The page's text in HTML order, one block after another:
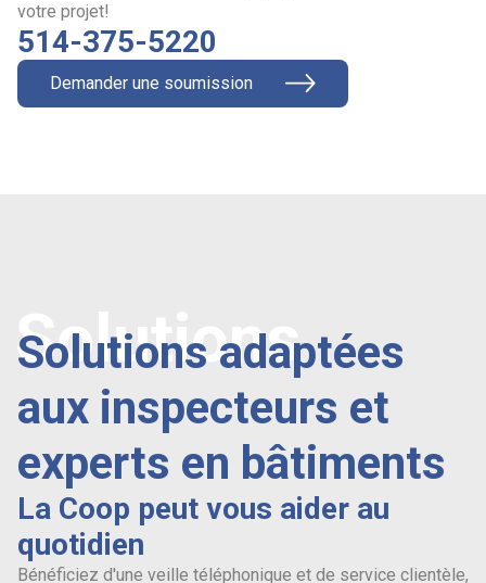
votre projet!
514-375-5220
Demander une soumission
Solutions adaptées
aux inspecteurs et
experts en bâtiments
Solutions
La Coop peut vous aider au
quotidien
Bénéficiez d'une veille téléphonique et de service clientèle,